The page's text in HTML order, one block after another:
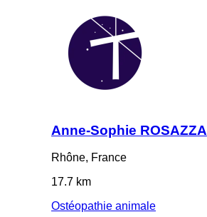
Anne-Sophie ROSAZZA
Rhône, France
17.7 km
Ostéopathie animale